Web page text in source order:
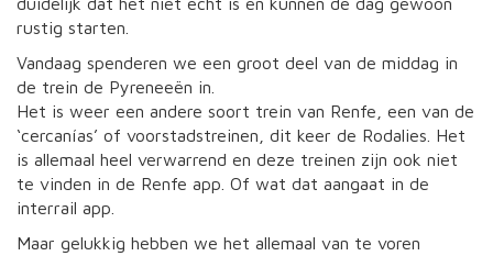
rustig starten.
Vandaag spenderen we een groot deel van de middag in
de trein de Pyreneeën in.
Het is weer een andere soort trein van Renfe, een van de
‘cercanías’ of voorstadstreinen, dit keer de Rodalies. Het
is allemaal heel verwarrend en deze treinen zijn ook niet
te vinden in de Renfe app. Of wat dat aangaat in de
interrail app.
Maar gelukkig hebben we het allemaal van te voren